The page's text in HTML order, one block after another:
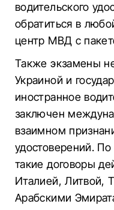
водительского
обратиться в
центр МВД с
Также экзамены
Украиной и
иностранное
заключен
взаимном
удостоверений.
такие договоры
Италией, Литвой,
Арабскими